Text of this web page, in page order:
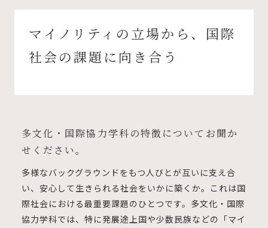
マイノリティの立場から、国際
社会の課題に向き合う
多文化・国際協力学科の特徴についてお聞か
せください。
多様なバックグラウンドをもつ人びとが互いに支え合
い、安心して生きられる社会をいかに築くか。これは国
際社会における最重要課題のひとつです。多文化・国際
協力学科では、特に発展途上国や少数民族などの「マイ